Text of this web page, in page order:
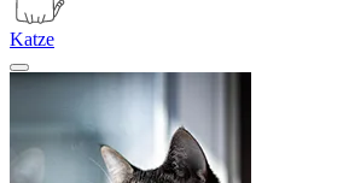
Katze